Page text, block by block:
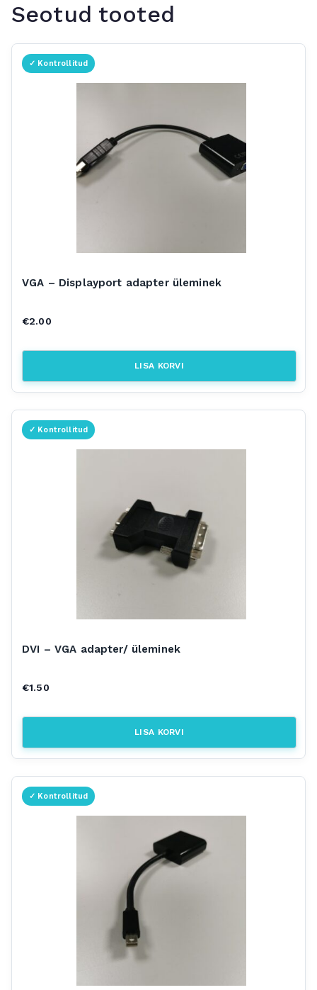
Seotud tooted
VGA – Displayport adapter üleminek
€2.00
LISA KORVI
DVI – VGA adapter/ üleminek
€1.50
LISA KORVI